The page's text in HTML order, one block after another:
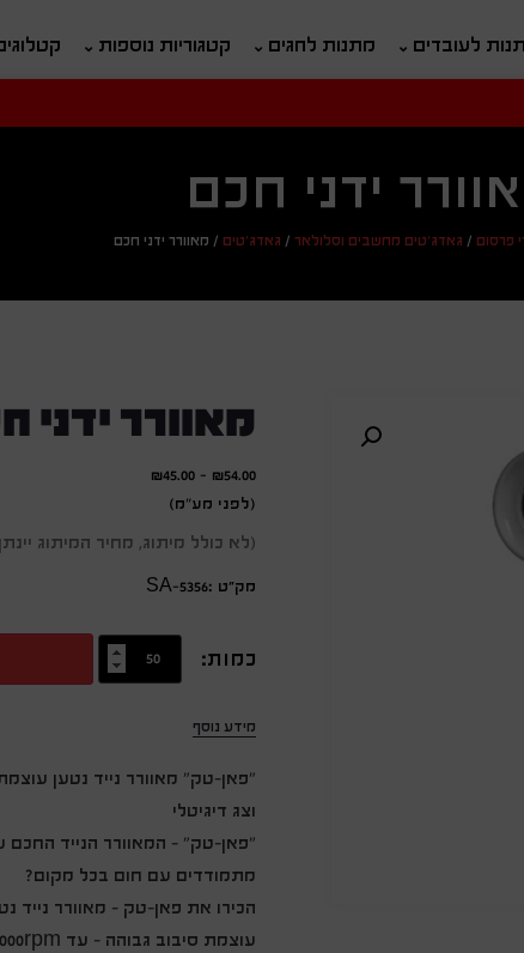
לעובדים מתנות לחגים קטגוריות נוספות
ידני חכם
פרסום / גאדג'טים מחשבים וסלולאר / גאדג'טים / מאוורר ידני חכם
מאוורר ידני
₪54.00
-
₪45.00
(לפני מע"מ)
(לא כולל מיתוג, מחיר המיתוג
מק״ט :SA-5356
כמות:
מידע נוסף
וצג דיגיטלי
"פאן-טק" – המאוורר הנייד החכם
מתמודדים עם חום בכל מקום?
הכירו את פאן-טק – מאוורר נייד
עוצמת סיבוב גבוהה – עד 28,000rpm